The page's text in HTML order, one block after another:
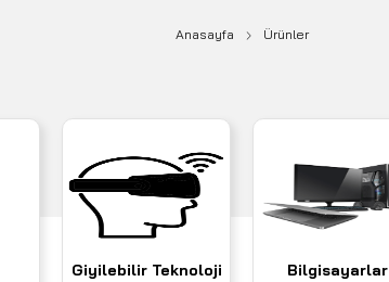
Anasayfa Ürünler
Giyilebilir Teknoloji
Bilgisayarlar